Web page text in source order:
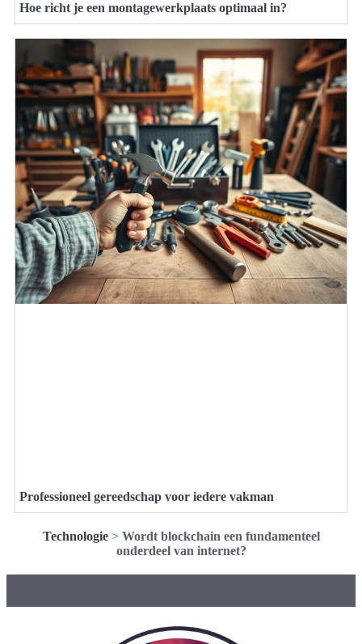
Hoe richt je een montagewerkplaats optimaal in?
Professioneel gereedschap voor iedere vakman
Technologie> Wordt blockchain een fundamenteel
onderdeel van internet?